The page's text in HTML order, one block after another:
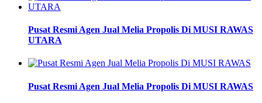
Pusat Resmi Agen Jual Melia Propolis Di MUSI RAWAS
UTARA
Pusat Resmi Agen Jual Melia Propolis Di MUSI RAWAS